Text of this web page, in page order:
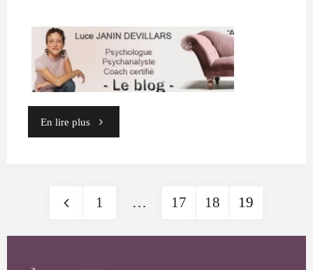
En lire plus"cropped-
Pagination
1 … 17 18 19